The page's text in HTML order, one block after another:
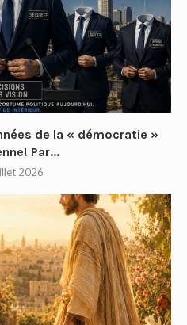
de la « démocratie »
Par...
2026